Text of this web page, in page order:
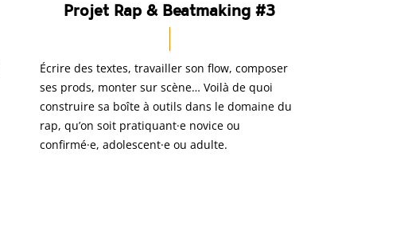
Projet Rap & Beatmaking #3
Écrire des textes, travailler son flow, composer
ses prods, monter sur scène… Voilà de quoi
construire sa boîte à outils dans le domaine du
rap, qu’on soit pratiquant·e novice ou
confirmé·e, adolescent·e ou adulte.